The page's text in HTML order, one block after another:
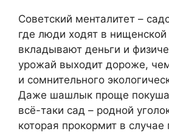
Советский менталитет –
где люди ходят в
вкладывают деньги и
урожай выходит дороже,
и сомнительного
Даже шашлык проще
всё-таки сад – родной
которая прокормит в случае